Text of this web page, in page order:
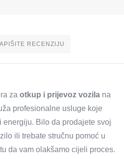
RECENZIJU
za otkup i prijevoz vozila na
profesionalne usluge koje
energiju. Bilo da prodajete svoj
ili trebate stručnu pomoć u
da vam olakšamo cijeli proces.